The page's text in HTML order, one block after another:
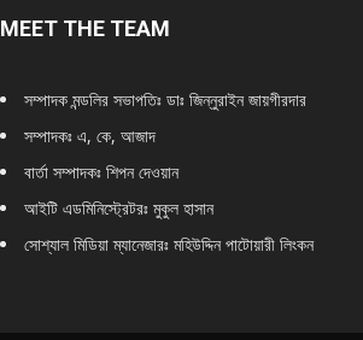
MEET THE TEAM
সম্পাদক মন্ডলির সভাপতিঃ ডাঃ জিন্নুরাইন জায়গীরদার
সম্পাদকঃ এ, কে, আজাদ
বার্তা সম্পাদকঃ শিপন দেওয়ান
আইটি এডমিনিস্ট্রেটরঃ মুকুল হাসান
সোশ্যাল মিডিয়া ম্যানেজারঃ মহিউদ্দিন পাটোয়ারী লিংকন